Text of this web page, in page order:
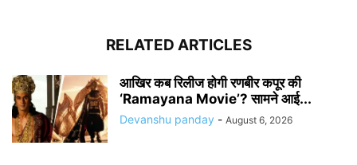
RELATED ARTICLES
आखिर कब रिलीज होगी रणबीर कपूर की
‘Ramayana Movie’? सामने आई...
Devanshu panday - August 6, 2026